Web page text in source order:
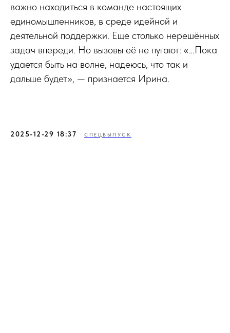
важно находиться в команде настоящих
единомышленников, в среде идейной и
деятельной поддержки. Еще столько нерешённых
задач впереди. Но вызовы её не пугают: «…Пока
удается быть на волне, надеюсь, что так и
дальше будет», — признается Ирина.
2025-12-29 18:37 СПЕЦВЫПУСК